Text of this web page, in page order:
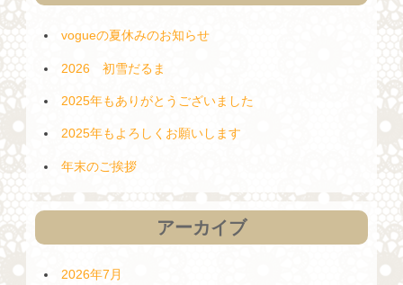
vogueの夏休みのお知らせ
2026 初雪だるま
2025年もありがとうございました
2025年もよろしくお願いします
年末のご挨拶
アーカイブ
2026年7月